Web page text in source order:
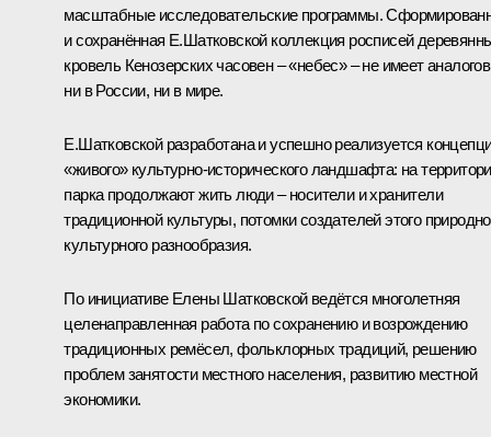
масштабные исследовательские программы.
и сохранённая Е.Шатковской коллекция росписей
кровель Кенозерских часовен – «небес» – не имеет аналогов
ни в России, ни в мире.
Е.Шатковской разработана и успешно реализуется
«живого» культурно-исторического ландшафта: на
парка продолжают жить люди – носители и хранители
традиционной культуры, потомки создателей этого
культурного разнообразия.
По инициативе Елены Шатковской ведётся многолетняя
целенаправленная работа по сохранению и возрождению
традиционных ремёсел, фольклорных традиций, решению
проблем занятости местного населения, развитию местной
экономики.